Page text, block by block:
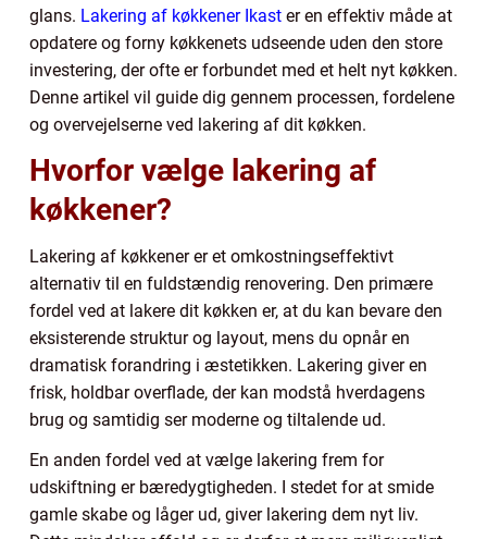
glans. Lakering af køkkener Ikast er en effektiv måde at
opdatere og forny køkkenets udseende uden den store
investering, der ofte er forbundet med et helt nyt køkken.
Denne artikel vil guide dig gennem processen, fordelene
og overvejelserne ved lakering af dit køkken.
Hvorfor vælge lakering af
køkkener?
Lakering af køkkener er et omkostningseffektivt
alternativ til en fuldstændig renovering. Den primære
fordel ved at lakere dit køkken er, at du kan bevare den
eksisterende struktur og layout, mens du opnår en
dramatisk forandring i æstetikken. Lakering giver en
frisk, holdbar overflade, der kan modstå hverdagens
brug og samtidig ser moderne og tiltalende ud.
En anden fordel ved at vælge lakering frem for
udskiftning er bæredygtigheden. I stedet for at smide
gamle skabe og låger ud, giver lakering dem nyt liv.